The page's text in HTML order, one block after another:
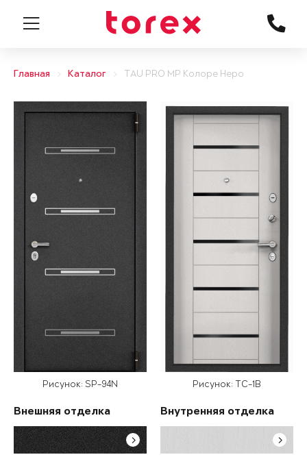
Главная Каталог TAU PRO MP Колоре Неро
Рисунок: SP-94N
Внешняя отделка
Рисунок: TC-1B
Внутренняя отделка